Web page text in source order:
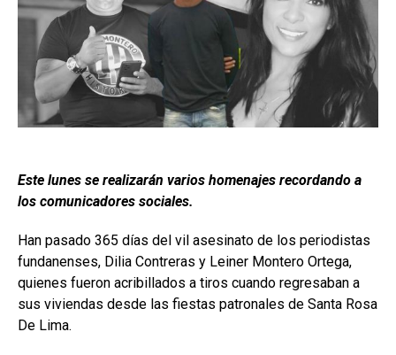
Este lunes se realizarán varios homenajes recordando a
los comunicadores sociales.
Han pasado 365 días del vil asesinato de los periodistas
fundanenses, Dilia Contreras y Leiner Montero Ortega,
quienes fueron acribillados a tiros cuando regresaban a
sus viviendas desde las fiestas patronales de Santa Rosa
De Lima.